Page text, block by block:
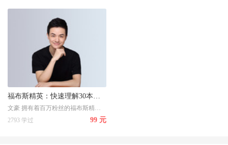
文豪 拥有着百万粉丝的福布斯精英带你30天读完30本书，速学实用的投资思维（股票、房产、基金、经济金融）
2793 学过
99 元